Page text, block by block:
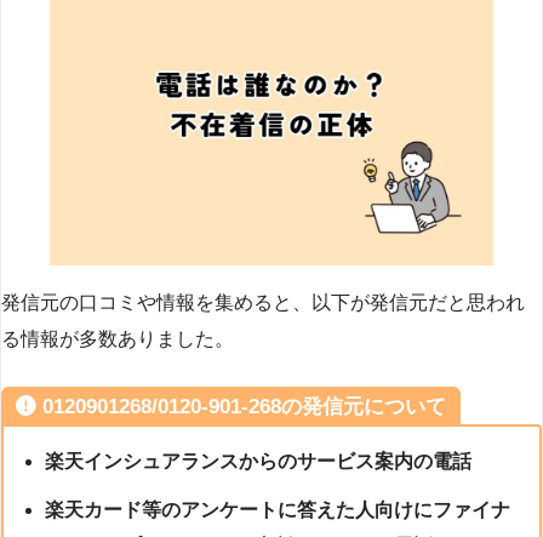
発信元の口コミや情報を集めると、以下が発信元だと思われ
る情報が多数ありました。
0120901268/0120-901-268の発信元について
楽天インシュアランスからのサービス案内の電話
楽天カード等のアンケートに答えた人向けにファイナ